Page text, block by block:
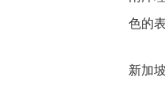
色的
新加